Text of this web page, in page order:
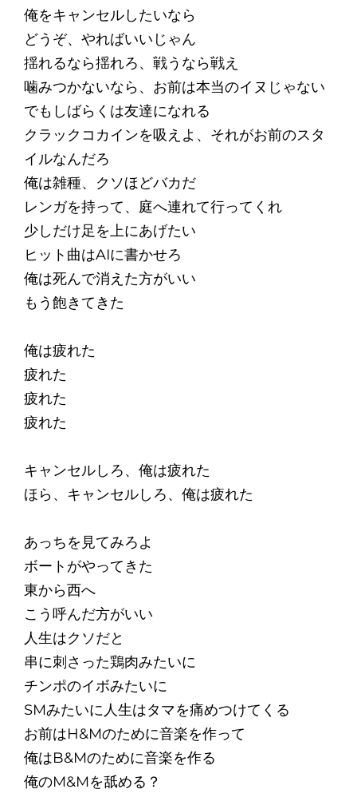
俺をキャンセルしたいなら
どうぞ、やればいいじゃん
揺れるなら揺れろ、戦うなら戦え
噛みつかないなら、お前は本当のイヌじゃない
でもしばらくは友達になれる
クラックコカインを吸えよ、それがお前のスタ
イルなんだろ
俺は雑種、クソほどバカだ
レンガを持って、庭へ連れて行ってくれ
少しだけ足を上にあげたい
ヒット曲はAIに書かせろ
俺は死んで消えた方がいい
もう飽きてきた
俺は疲れた
疲れた
疲れた
疲れた
キャンセルしろ、俺は疲れた
ほら、キャンセルしろ、俺は疲れた
あっちを見てみろよ
ボートがやってきた
東から西へ
こう呼んだ方がいい
人生はクソだと
串に刺さった鶏肉みたいに
チンポのイボみたいに
SMみたいに人生はタマを痛めつけてくる
お前はH&Mのために音楽を作って
俺はB&Mのために音楽を作る
俺のM&Mを舐める？